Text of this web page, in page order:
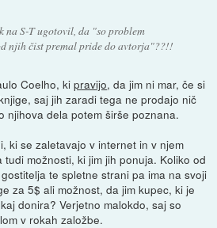
na S-T ugotovil, da "so problem
njih čist premal pride do avtorja"??!!
Coelho, kipravijo, da jim ni mar, če si
saj jih zaradi tega ne prodajo nič
njihova dela potem širše poznana.
ki se zaletavajo v internet in v njem
možnosti, ki jim jih ponuja. Koliko od
te spletne strani pa ima na svoji
za 5$ ali možnost, da jim kupec, ki je
donira? Verjetno malokdo, saj so
v rokah založbe.